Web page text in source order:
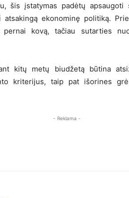
šis įstatymas padėtų
ekonominę politiką.
pernai kovą, tačiau sutarties
kitų metų biudžetą būtina
kriterijus, taip pat išorines
- Reklama -